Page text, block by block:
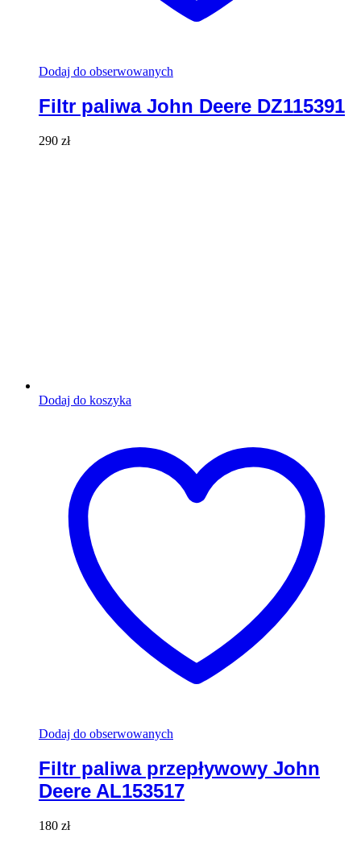
Dodaj do obserwowanych
Filtr paliwa John Deere DZ115391
290 zł
Dodaj do koszyka
Dodaj do obserwowanych
Filtr paliwa przepływowy John
Deere AL153517
180 zł